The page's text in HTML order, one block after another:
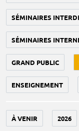
SÉMINAIRES
SÉMINAIRES
GRAND PUBLIC
ENSEIGNEMENT
À VENIR 2026